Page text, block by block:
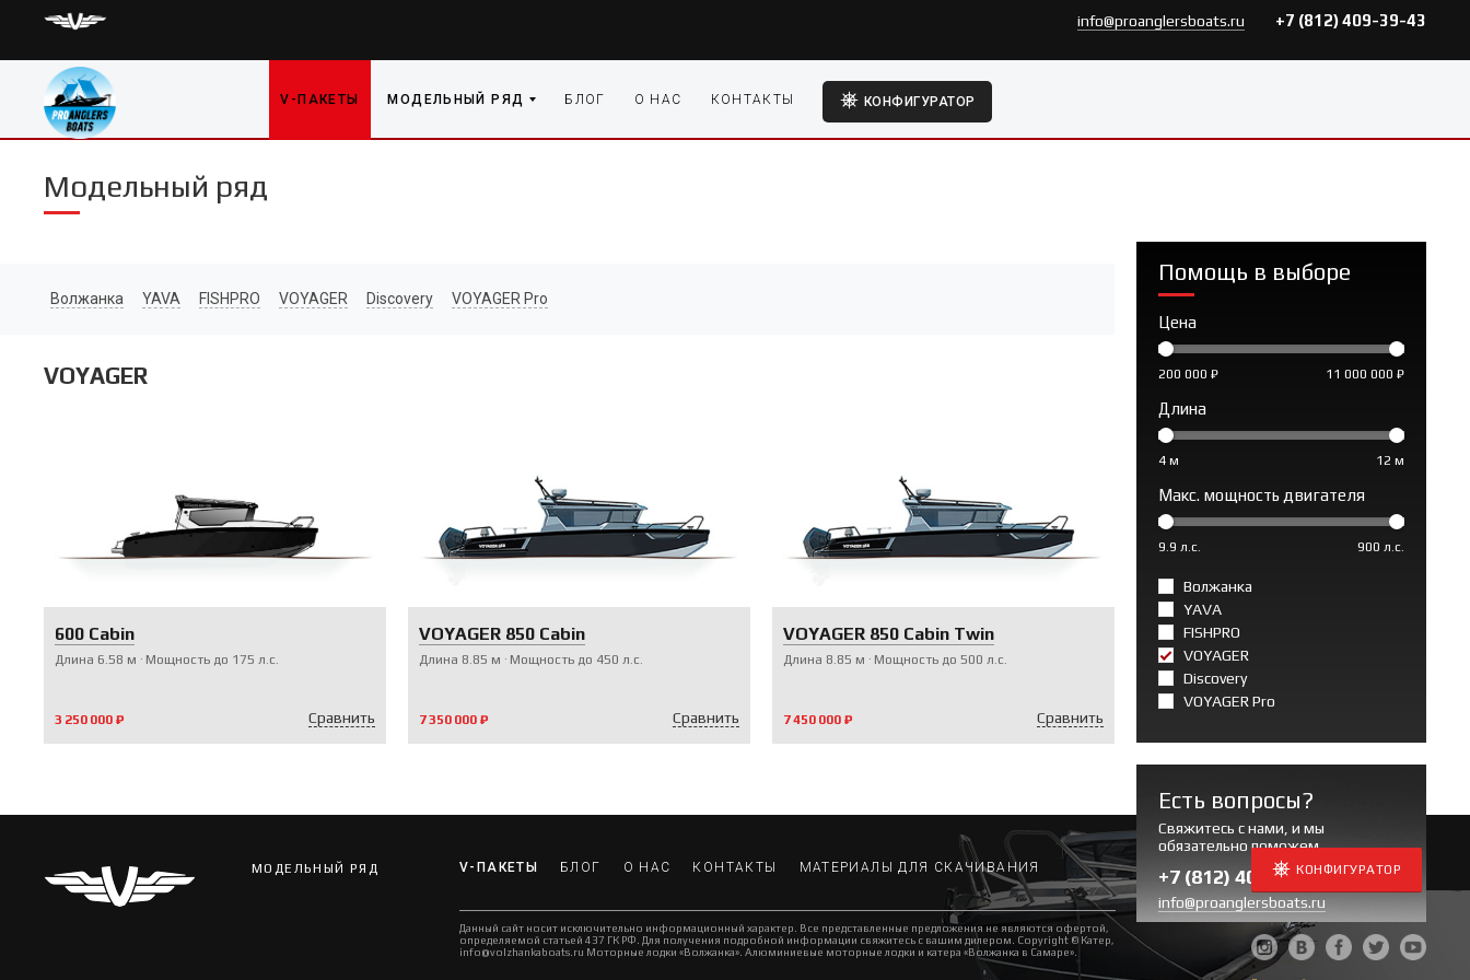
info@proanglersboats.ru +7 (812) 409-39-43
V-ПАКЕТЫ МОДЕЛЬНЫЙ РЯД БЛОГ О НАС КОНТАКТЫ КОНФИГУРАТОР
Модельный ряд
Помощь в выборе
Цена
200 000 ₽ 11 000 000 ₽
Длина
4 м 12 м
Макс. мощность двигателя
9.9 л.с. 900 л.с.
Волжанка
YAVA
FISHPRO
VOYAGER
Discovery
VOYAGER Pro
Есть вопросы?
Свяжитесь с нами, и мы
обязательно поможем
+7 (812) 409-39-43
info@proanglersboats.ru
Волжанка YAVA FISHPRO VOYAGER Discovery VOYAGER Pro
VOYAGER
600 Cabin
Длина 6.58 м Мощность до 175 л.с.
3 250 000 ₽ Сравнить
VOYAGER 850 Cabin
Длина 8.85 м Мощность до 450 л.с.
7 350 000 ₽ Сравнить
VOYAGER 850 Cabin Twin
Длина 8.85 м Мощность до 500 л.с.
7 450 000 ₽ Сравнить
МОДЕЛЬНЫЙ РЯД V-ПАКЕТЫ БЛОГ О НАС КОНТАКТЫ МАТЕРИАЛЫ ДЛЯ СКАЧИВАНИЯ
Данный сайт носит исключительно информационный характер. Все представленные предложения не являются офертой,
определяемой статьей 437 ГК РФ. Для получения подробной информации свяжитесь с вашим дилером. Copyright © Катер,
info@volzhankaboats.ru Моторные лодки «Волжанка». Алюминиевые моторные лодки и катера «Волжанка в Самаре».
КОНФИГУРАТОР
МЫ В СОЦСЕТЯХ